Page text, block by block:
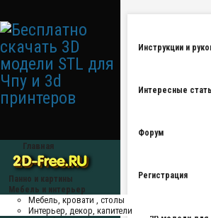
Главная
Панно и картины
Мебель и интерьер
Мебель, кровати , столы
Интерьер, декор, капители
Инструкции и
Интересные
Форум
Регистрация